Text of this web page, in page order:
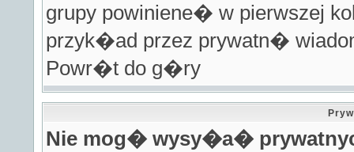
grupy powiniene� w pierwszej
przyk�ad przez prywatn�
Powr�t do g�ry
Nie mog� wysy�a�